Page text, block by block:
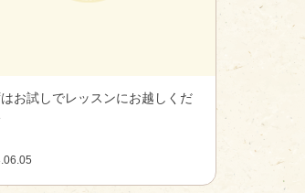
はお試しでレッスンにお越しくだ